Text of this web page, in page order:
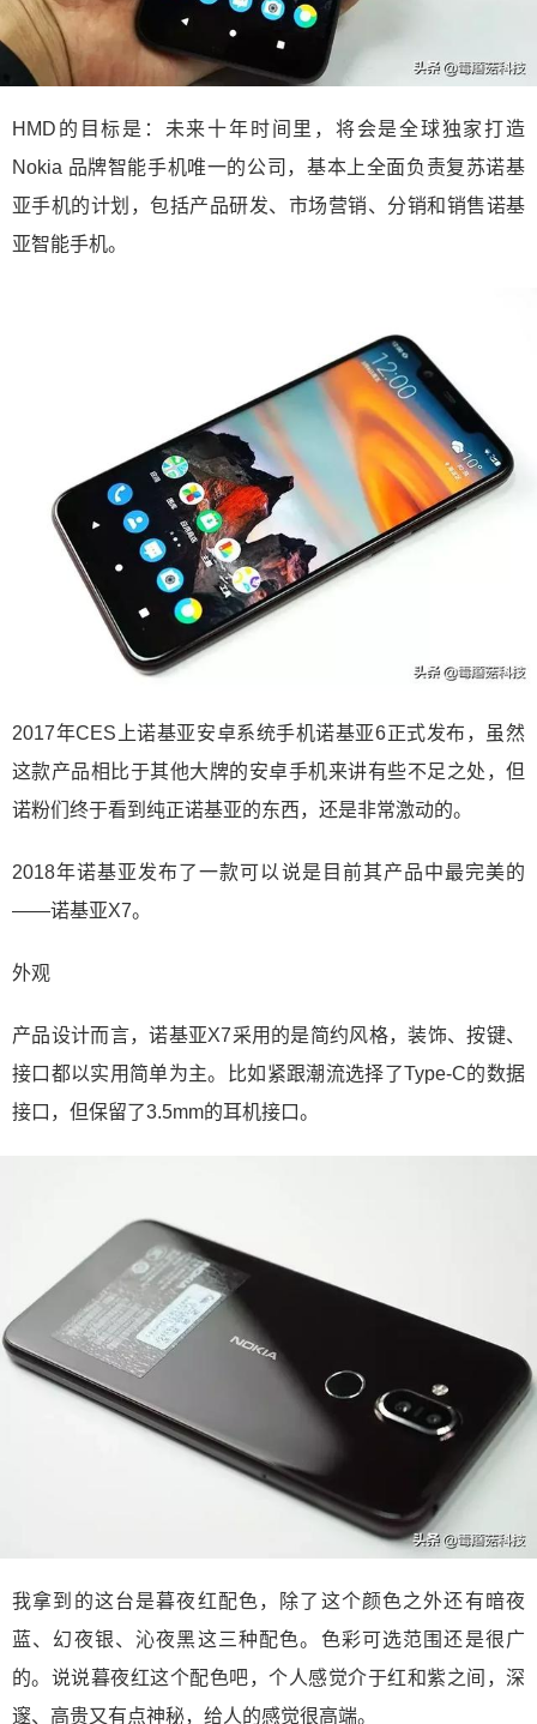
HMD的目标是：未来十年时间里，将会是全球独家打造
Nokia 品牌智能手机唯一的公司，基本上全面负责复苏诺基
亚手机的计划，包括产品研发、市场营销、分销和销售诺基
亚智能手机。
2017年CES上诺基亚安卓系统手机诺基亚6正式发布，虽然
这款产品相比于其他大牌的安卓手机来讲有些不足之处，但
诺粉们终于看到纯正诺基亚的东西，还是非常激动的。
2018年诺基亚发布了一款可以说是目前其产品中最完美的
——诺基亚X7。
外观
产品设计而言，诺基亚X7采用的是简约风格，装饰、按键、
接口都以实用简单为主。比如紧跟潮流选择了Type-C的数据
接口，但保留了3.5mm的耳机接口。
我拿到的这台是暮夜红配色，除了这个颜色之外还有暗夜
蓝、幻夜银、沁夜黑这三种配色。色彩可选范围还是很广
的。说说暮夜红这个配色吧，个人感觉介于红和紫之间，深
邃、高贵又有点神秘，给人的感觉很高端。